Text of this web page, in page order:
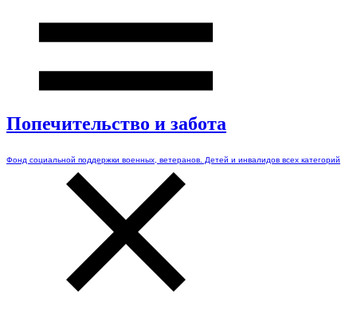
Попечительство и забота
Фонд социальной поддержки военных, ветеранов. Детей и инвалидов всех категорий